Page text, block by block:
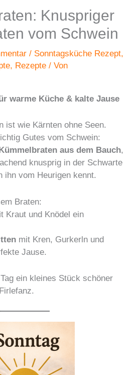
Knuspriger
vom Schwein
/ Sonntagsküche Rezept,
, Rezepte / Von
warme Küche & kalte Jause
ist wie Kärnten ohne Seen.
Gutes vom Schwein:
aus dem Bauch,
knusprig in der Schwarte
ihn vom Heurigen kennt.
Braten:
Kraut und Knödel ein
mit Kren, Gurkerln und
Jause.
ein kleines Stück schöner